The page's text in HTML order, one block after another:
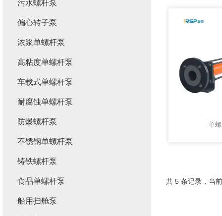
单
共 5 条记录，当
污水螺杆泵
偏心转子泵
浓浆单螺杆泵
高粘度单螺杆泵
车载式单螺杆泵
耐腐蚀单螺杆泵
防爆螺杆泵
不锈钢单螺杆泵
铸铁螺杆泵
食品单螺杆泵
船用扫舱泵